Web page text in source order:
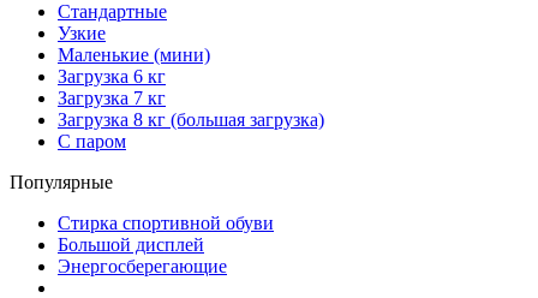
Стандартные
Узкие
Маленькие (мини)
Загрузка 6 кг
Загрузка 7 кг
Загрузка 8 кг (большая загрузка)
С паром
Популярные
Стирка спортивной обуви
Большой дисплей
Энергосберегающие